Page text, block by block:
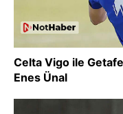
Celta Vigo ile Getafe
Enes Ünal